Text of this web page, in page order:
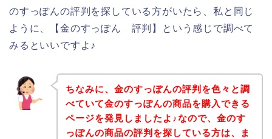
のすっぽんの評判を探している方がいたら、私と同じ
ように、【金のすっぽん 評判】という感じで調べて
みるといいですよ♪
ちなみに、金のすっぽんの評判を色々と調
べていて金のすっぽんの商品を購入できる
ページを発見しましたよ♪なので、金のす
っぽんの商品の評判を探している方は、ま